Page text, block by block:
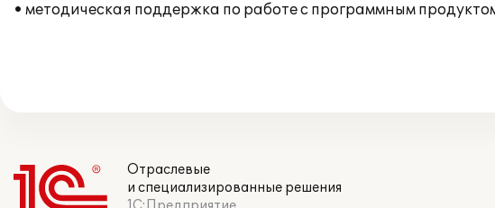
• методическая поддержка по работе с программным
Отраслевые
и специализированные решения